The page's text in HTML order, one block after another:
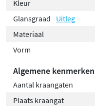
Kleur
Glansgraad
Uitleg
Materiaal
Vorm
Algemene kenmerken
Aantal kraangaten
Plaats kraangat